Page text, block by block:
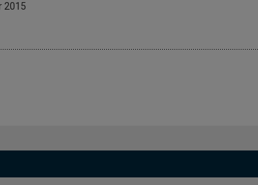
2015